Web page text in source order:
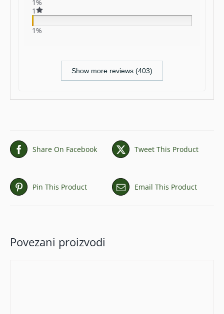
1%
1
1%
Show more reviews (403)
Share On Facebook Tweet This Product
Pin This Product Email This Product
Povezani proizvodi